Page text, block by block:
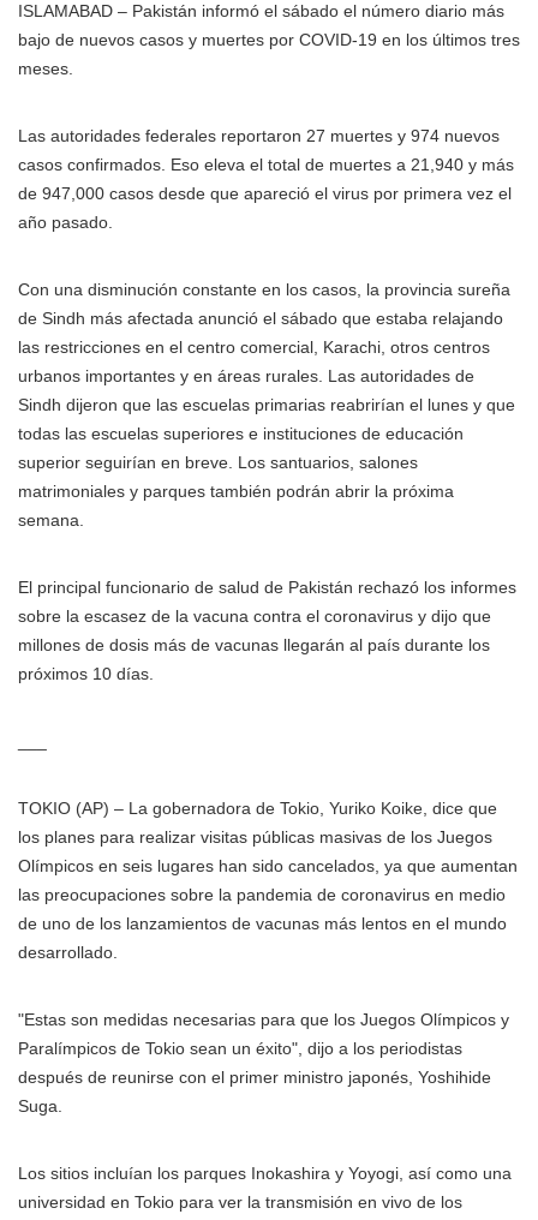
ISLAMABAD – Pakistán informó el sábado el número diario más
bajo de nuevos casos y muertes por COVID-19 en los últimos tres
meses.
Las autoridades federales reportaron 27 muertes y 974 nuevos
casos confirmados. Eso eleva el total de muertes a 21,940 y más
de 947,000 casos desde que apareció el virus por primera vez el
año pasado.
Con una disminución constante en los casos, la provincia sureña
de Sindh más afectada anunció el sábado que estaba relajando
las restricciones en el centro comercial, Karachi, otros centros
urbanos importantes y en áreas rurales. Las autoridades de
Sindh dijeron que las escuelas primarias reabrirían el lunes y que
todas las escuelas superiores e instituciones de educación
superior seguirían en breve. Los santuarios, salones
matrimoniales y parques también podrán abrir la próxima
semana.
El principal funcionario de salud de Pakistán rechazó los informes
sobre la escasez de la vacuna contra el coronavirus y dijo que
millones de dosis más de vacunas llegarán al país durante los
próximos 10 días.
TOKIO (AP) – La gobernadora de Tokio, Yuriko Koike, dice que
los planes para realizar visitas públicas masivas de los Juegos
Olímpicos en seis lugares han sido cancelados, ya que aumentan
las preocupaciones sobre la pandemia de coronavirus en medio
de uno de los lanzamientos de vacunas más lentos en el mundo
desarrollado.
"Estas son medidas necesarias para que los Juegos Olímpicos y
Paralímpicos de Tokio sean un éxito", dijo a los periodistas
después de reunirse con el primer ministro japonés, Yoshihide
Suga.
Los sitios incluían los parques Inokashira y Yoyogi, así como una
universidad en Tokio para ver la transmisión en vivo de los